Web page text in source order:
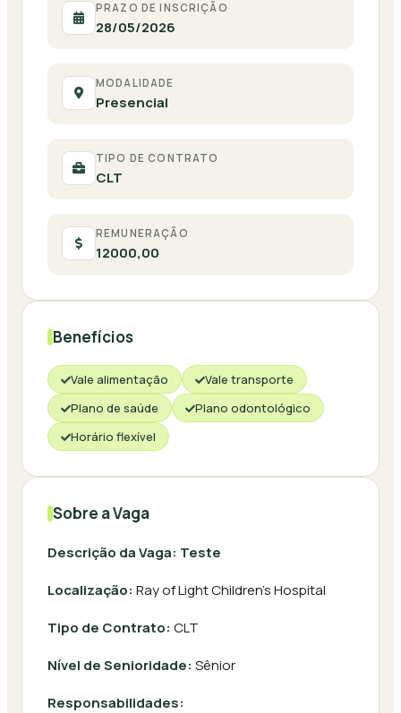
PRAZO DE INSCRIÇÃO
28/05/2026
MODALIDADE
Presencial
TIPO DE CONTRATO
CLT
REMUNERAÇÃO
12000,00
Benefícios
Vale alimentação
Vale transporte
Plano de saúde
Plano odontológico
Horário flexível
Sobre a Vaga
Descrição da Vaga: Teste
Localização: Ray of Light Children's Hospital
Tipo de Contrato: CLT
Nível de Senioridade: Sênior
Responsabilidades: